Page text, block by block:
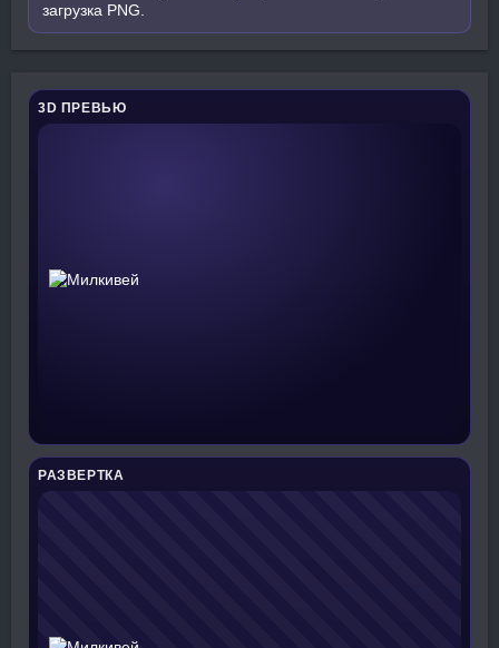
загрузка PNG.
3D ПРЕВЬЮ
РАЗВЕРТКА